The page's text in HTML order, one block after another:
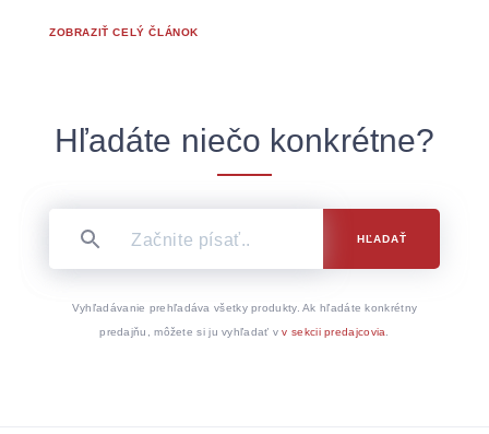
ZOBRAZIŤ CELÝ ČLÁNOK
Hľadáte niečo konkrétne?
HĽADAŤ
Vyhľadávanie prehľadáva všetky produkty. Ak hľadáte konkrétny
predajňu, môžete si ju vyhľadať vv sekcii predajcovia